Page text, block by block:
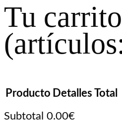
Tu carrito
Producto Detalles Total
Subtotal 0.00€